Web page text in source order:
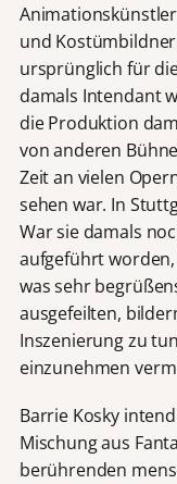
Animationskünstler
und
ursprünglich für
damals Intendant
die Produktion
von anderen
Zeit an vielen
sehen war. In
War sie damals
aufgeführt
was sehr
ausgefeilten,
Inszenierung zu
einzunehmen
Barrie Kosky
Mischung aus
berührenden